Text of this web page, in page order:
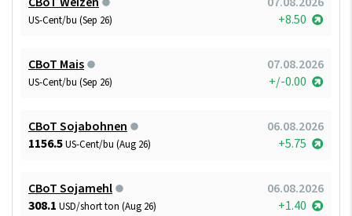
US-Cent/bu (Sep 26) +8.50
CBoT Mais 07.08.2026
US-Cent/bu (Sep 26) +/-0.00
CBoT Sojabohnen
06.08.2026
1156.5US-Cent/bu (Aug 26) +5.75
CBoT Sojamehl
06.08.2026
308.1 USD/short ton (Aug 26) +1.40